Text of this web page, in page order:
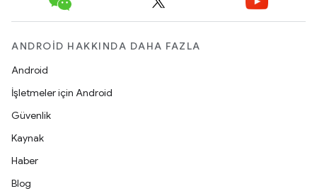
ANDROID HAKKINDA DAHA FAZLA
Android
İşletmeler için Android
Güvenlik
Kaynak
Haber
Blog